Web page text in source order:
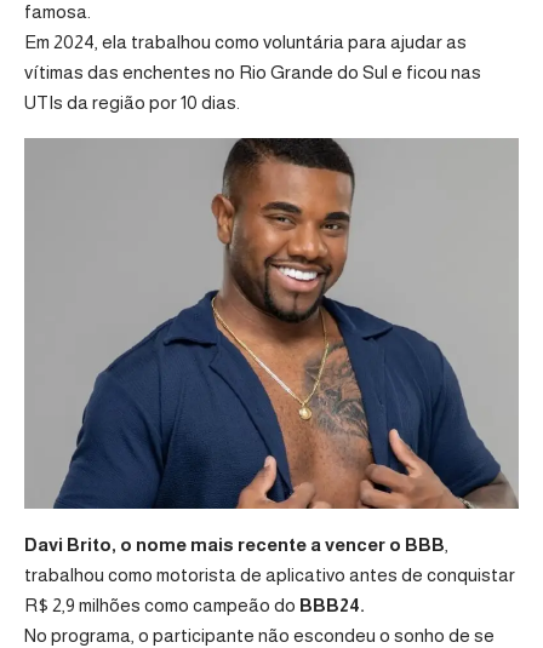
famosa.
Em 2024, ela trabalhou como voluntária para ajudar as
vítimas das enchentes no Rio Grande do Sul e ficou nas
UTIs da região por 10 dias.
Davi Brito, o nome mais recente a vencer o BBB
trabalhou como motorista de aplicativo antes de conquistar
R$ 2,9 milhões como campeão do BBB24.
No programa, o participante não escondeu o sonho de se